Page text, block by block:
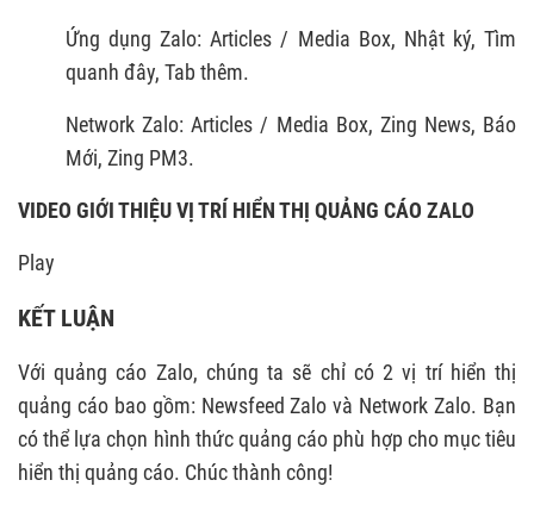
Ứng dụng Zalo: Articles / Media Box, Nhật ký, Tìm
quanh đây, Tab thêm.
Network Zalo: Articles / Media Box, Zing News, Báo
Mới, Zing PM3.
VIDEO GIỚI THIỆU VỊ TRÍ HIỂN THỊ QUẢNG CÁO ZALO
Play
KẾT LUẬN
Với quảng cáo Zalo, chúng ta sẽ chỉ có 2 vị trí hiển thị
quảng cáo bao gồm: Newsfeed Zalo và Network Zalo. Bạn
có thể lựa chọn hình thức quảng cáo phù hợp cho mục tiêu
hiển thị quảng cáo. Chúc thành công!